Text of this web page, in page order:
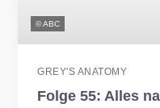
© ABC
GREY'S ANATOMY
Folge 55: Alles